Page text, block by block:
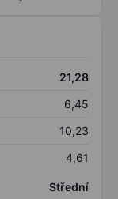
21,28
6,45
10,23
4,61
Střední